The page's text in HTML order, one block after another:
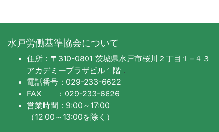
水戸労働基準協会について
住所：〒310-0801 茨城県水戸市桜川２丁目１−４３
アカデミープラザビル１階 ．
電話番号：029-233-6622
FAX ：029-233-6626
営業時間：9:00～17:00
（12:00～13:00を除く）